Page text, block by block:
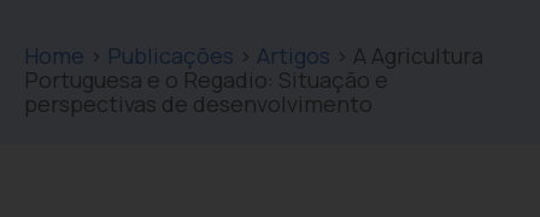
Home > Publicações > Artigos > A Agricultura
Portuguesa e o Regadio: Situação e
perspectivas de desenvolvimento